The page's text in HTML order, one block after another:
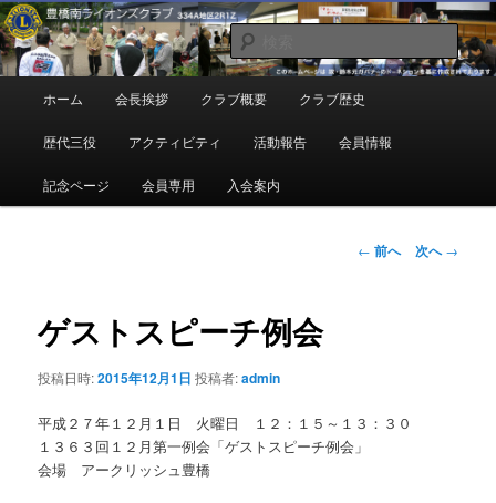
メ
イ
ン
コ
豊橋南ライオンズクラブ
地域奉仕ボランティア
検
索
ュ
ホーム 会長挨拶 クラブ概要 クラブ歴史
歴代三役 アクティビティ 活動報告 会員情報
記念ページ 会員専用 入会案内
投
ン
← 前へ 次へ→
ゲストスピーチ例会
投稿日時:2015年12月1日 投稿者:admin
平成２７年１２月１日 火曜日 １２：１５～１３：３０
１３６３回１２月第一例会「ゲストスピーチ例会」
会場 アークリッシュ豊橋